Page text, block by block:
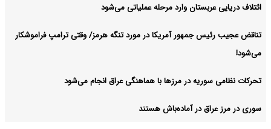
ائتلاف دریایی عربستان وارد مرحله عملیاتی می‌شود
تناقض عجیب رئیس جمهور آمریکا در مورد تنگه هرمز/ وقتی ترامپ فراموشکار
می‌شود!
تحرکات نظامی سوریه در مرزها با هماهنگی عراق انجام می‌شود
سوری در مرز عراق در آماده‌باش هستند